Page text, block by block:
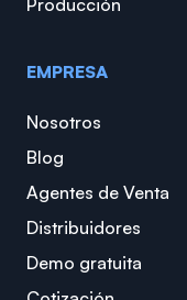
Producción
EMPRESA
Nosotros
Blog
Agentes de Venta
Distribuidores
Demo gratuita